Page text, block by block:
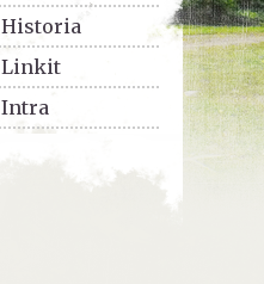
Historia
Linkit
Intra